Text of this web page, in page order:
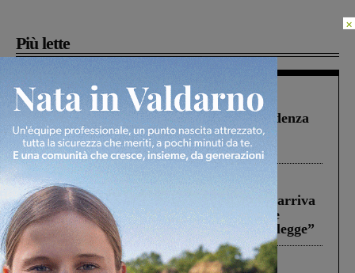
Più lette
Figline Incisa Valdarno 1 Agosto 2026
Piscina di Figline finanziata oltre la scadenza
Pnrr, il gruppo di Fratelli d’Italia: “Un
ringraziamento al Governo”
Reggello 30 Luglio 2026
Reggello, la chiusura di ‘Mordi e fuggi’ arriva
in Consiglio. Il sindaco: “Come Comune
abbiamo agito solo per far rispettare la legge”
Cronaca 4 Agosto 2026
×